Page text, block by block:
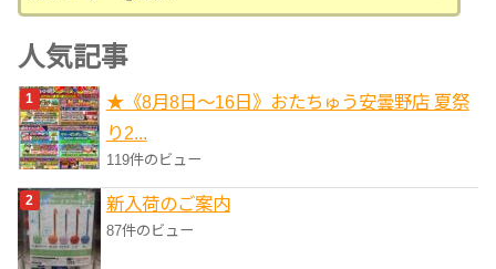
テ
ゴ
リ
ー
人気記事
★《8月8日～16日》おたちゅう安曇野店 夏祭
り2...
119件のビュー
新入荷のご案内
87件のビュー